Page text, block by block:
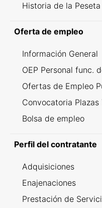
Historia de la Peseta
Oferta de empleo
Información General
OEP Personal func.
Ofertas de Empleo
Convocatoria Plazas
Bolsa de empleo
Perfil del contratante
Adquisiciones
Enajenaciones
Prestación de